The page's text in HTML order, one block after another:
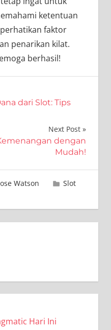
ketentuan
faktor
penarikan kilat.
berhasil!
dari Slot: Tips
Next Post
dengan
Mudah!
Watson
Slot
Hari Ini